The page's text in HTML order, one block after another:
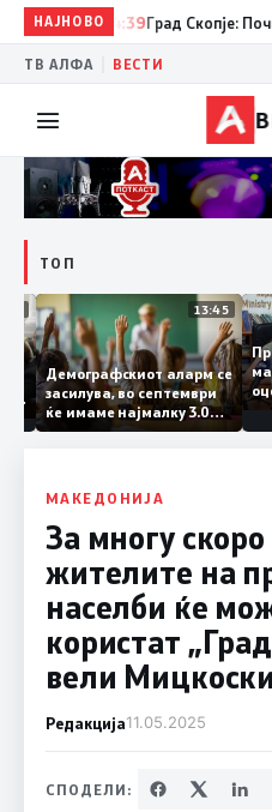
НАЈНОВО
14:39 Град Скопје: Почна
ТВ АЛФА ВЕСТИ
ТОП
14:12 13:45
Демографскиот аларм се
засилува, во септември
ќе имаме најмалку 3.000
првачиња помалку
МАКЕДОНИЈА
За многу скоро
жителите на
населби ќе
користат
вели Мицкоски
Редакција11.05.2025
СПОДЕЛИ: